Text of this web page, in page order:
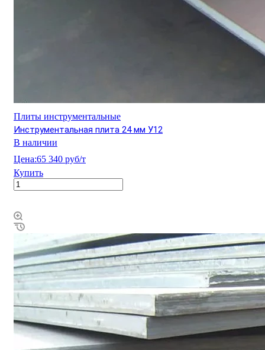
Плиты инструментальные
Инструментальная плита 24 мм У12
В наличии
Цена:65 340 руб/т
Купить